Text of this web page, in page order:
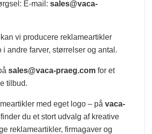
E-mail:sales@vaca-
vi producere reklameartikler
i andre farver, størrelser og antal.
sales@vaca-praeg.com for et
tilbud.
med eget logo – påvaca-
finder du et stort udvalg af kreative
reklameartikler, firmagaver og